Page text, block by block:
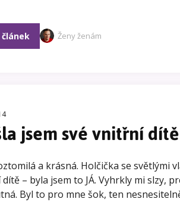
článek Ženy ženám
jsem své vnitřní dítě
a krásná. Holčička se světlými
– byla jsem to JÁ. Vyhrkly mi slzy,
Byl to pro mne šok, ten